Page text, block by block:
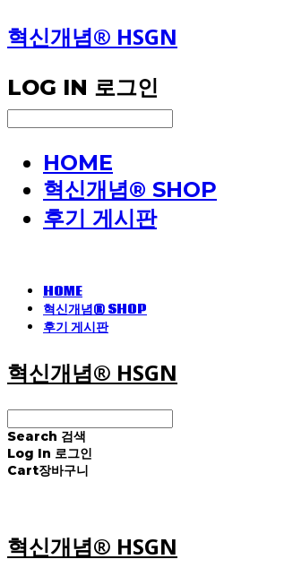
혁신개념® HSGN
LOG IN 로그인
HOME
혁신개념® SHOP
후기 게시판
HOME
혁신개념® SHOP
후기 게시판
혁신개념® HSGN
Search 검색
Log In 로그인
Cart장바구니
혁신개념® HSGN